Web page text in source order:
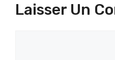
Laisser Un